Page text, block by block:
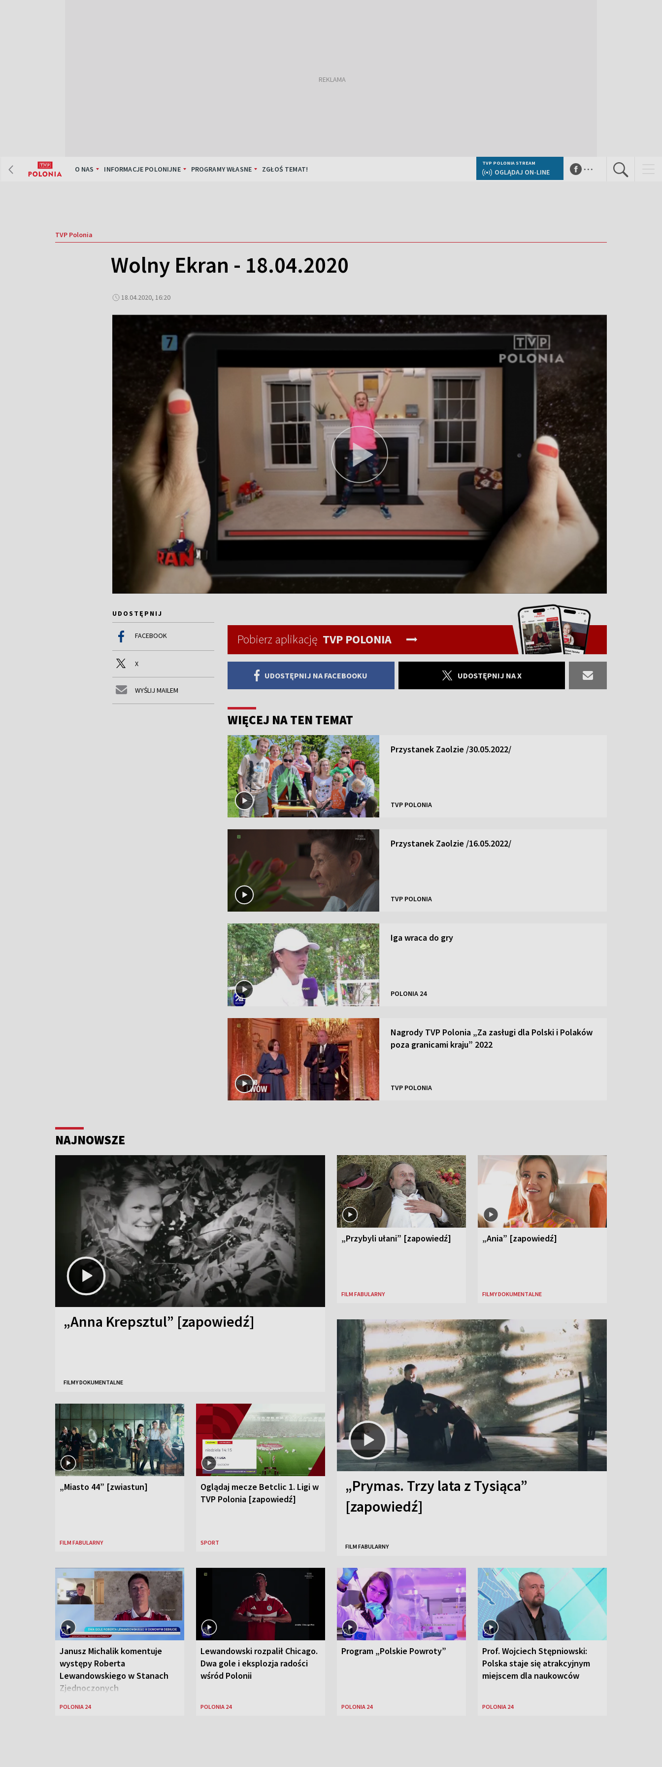
O NAS INFORMACJE POLONIJNE PROGRAMY WŁASNE ZGŁOŚ TEMAT!
TVP POLONIA STREAM
OGLĄDAJ ON-LINE ...
TVP Polonia
Wolny Ekran - 18.04.2020
18.04.2020, 16:20
UDOSTĘPNIJ
FACEBOOK
X
WYŚLIJ MAILEM
Pobierz aplikację TVP POLONIA
UDOSTĘPNIJ NA FACEBOOKU UDOSTĘPNIJ NA X
WIĘCEJ NA TEN TEMAT
Przystanek Zaolzie /30.05.2022/
TVP POLONIA
Przystanek Zaolzie /16.05.2022/
TVP POLONIA
Iga wraca do gry
POLONIA 24
Nagrody TVP Polonia „Za zasługi dla Polski i Polaków
poza granicami kraju” 2022
TVP POLONIA
NAJNOWSZE
„Anna Krepsztul” [zapowiedź]
FILMY DOKUMENTALNE
„Przybyli ułani” [zapowiedź]
FILM FABULARNY
„Ania” [zapowiedź]
FILMY DOKUMENTALNE
„Miasto 44” [zwiastun]
FILM FABULARNY
Oglądaj mecze Betclic 1. Ligi w
TVP Polonia [zapowiedź]
SPORT
„Prymas. Trzy lata z Tysiąca”
[zapowiedź]
FILM FABULARNY
Janusz Michalik komentuje
występy Roberta
Lewandowskiego w Stanach
Zjednoczonych
POLONIA 24
Lewandowski rozpalił Chicago.
Dwa gole i eksplozja radości
wśród Polonii
POLONIA 24
Program „Polskie Powroty”
POLONIA 24
Prof. Wojciech Stępniowski:
Polska staje się atrakcyjnym
miejscem dla naukowców
POLONIA 24